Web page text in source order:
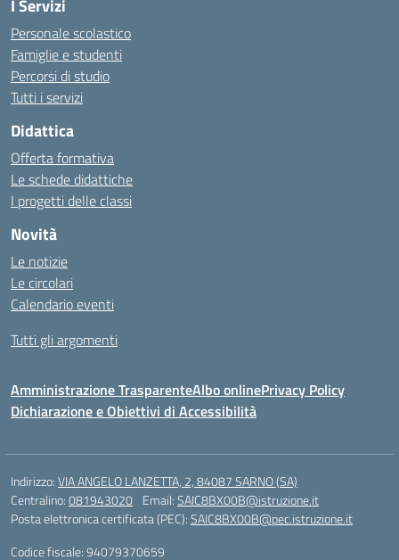
I Servizi
Personale scolastico
Famiglie e studenti
Percorsi di studio
Tutti i servizi
Didattica
Offerta formativa
Le schede didattiche
I progetti delle classi
Novità
Le notizie
Le circolari
Calendario eventi
Tutti gli argomenti
Amministrazione TrasparenteAlbo onlinePrivacy Policy
Dichiarazione e Obiettivi di Accessibilità
Indirizzo:VIA ANGELO LANZETTA, 2, 84087 SARNO (SA)
Centralino:081943020 Email:SAIC8BX00B@istruzione.it
Posta elettronica certificata (PEC):SAIC8BX00B@pec.istruzione.it
Codice fiscale: 94079370659